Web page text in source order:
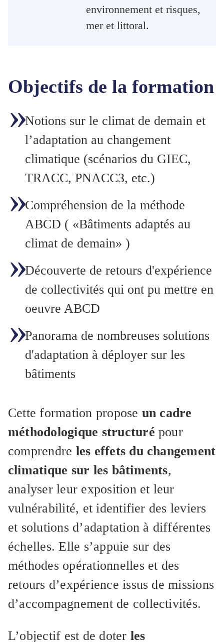
environnement et risques,
mer et littoral.
Objectifs de la formation
Notions sur le climat de demain et
l’adaptation au changement
climatique (scénarios du GIEC,
TRACC, PNACC3, etc.)
Compréhension de la méthode
ABCD ( «Bâtiments adaptés au
climat de demain» )
Découverte de retours d'expérience
de collectivités qui ont pu mettre en
oeuvre ABCD
Panorama de nombreuses solutions
d'adaptation à déployer sur les
bâtiments
Cette formation propose un cadre
méthodologique structuré pour
comprendre les effets du changement
climatique sur les bâtiments,
analyser leur exposition et leur
vulnérabilité, et identifier des leviers
et solutions d’adaptation à différentes
échelles. Elle s’appuie sur des
méthodes opérationnelles et des
retours d’expérience issus de missions
d’accompagnement de collectivités.
L’objectif est de doter les